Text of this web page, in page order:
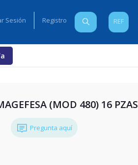
Sesión Registro REF
(MOD 480) 16 PZAS
Pregunta aquí